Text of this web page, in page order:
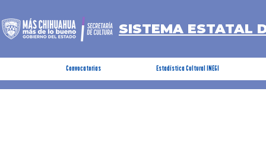
SISTEMA ESTATAL
Convocatorias Estadística Cultural INEGI